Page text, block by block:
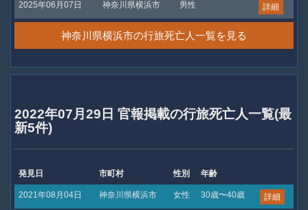
2025年06月07日 神奈川県横浜市 男性 詳細
神奈川県横浜市の行旅死亡人一覧を見る
2022年07月29日 官報掲載の行旅死亡人一覧(最
新5件)
発見日 市町村 性別 年齢
2021年08月04日 神奈川県横浜市 女性 30歳〜40歳 詳細